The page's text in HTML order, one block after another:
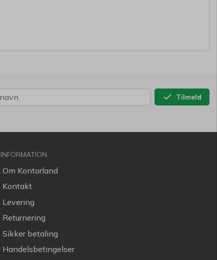
Tilmeld
INFORMATION
Om Kontorland
Kontakt
Levering
Returnering
Sikker betaling
Handelsbetingelser